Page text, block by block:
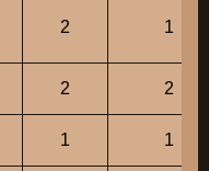
2 1
2 2
1 1